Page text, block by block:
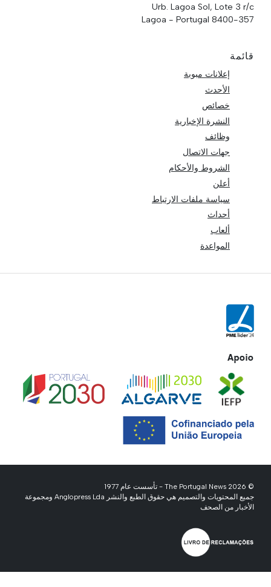
Urb. Lagoa Sol, Lote 3 r/c
8400-357 Lagoa - Portugal
قائمة
إعلانات مبوبة
الأحدث
خصائص
النشرة الإخبارية
وظائف
جهات الاتصال
الشروط والأحكام
أعلن
سياسة ملفات الارتباط
أحداث
ألعاب
المواعدة
Apoio
© 2026 The Portugal News - تأسست عام 1977
جميع المحتويات والتصميم هي حقوق الطبع والنشر Anglopress Lda ومجموعة
الأخبار من الصحف